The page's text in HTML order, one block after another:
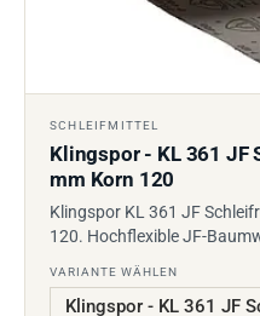
SCHLEIFMITTEL
Klingspor - KL 361 JF
mm Korn 120
Klingspor KL 361 JF
120. Hochflexible JF-
VARIANTE WÄHLEN